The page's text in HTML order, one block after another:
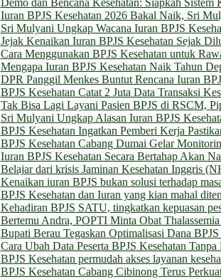
Demo dan Bencana Kesehatan: Siapkah Sistem
Iuran BPJS Kesehatan 2026 Bakal Naik, Sri
Sri Mulyani Ungkap Wacana Iuran BPJS
Jejak Kenaikan Iuran BPJS Kesehatan Sejak
Cara Menggunakan BPJS Kesehatan untuk
Mengapa Iuran BPJS Kesehatan Naik Tahun
DPR Panggil Menkes Buntut Rencana Iuran
BPJS Kesehatan Catat 2 Juta Data Transaksi
Tak Bisa Lagi Layani Pasien BPJS di RSCM,
Sri Mulyani Ungkap Alasan Iuran BPJS
BPJS Kesehatan Ingatkan Pemberi Kerja
BPJS Kesehatan Cabang Dumai Gelar
Iuran BPJS Kesehatan Secara Bertahap Akan
Belajar dari krisis Jaminan Kesehatan Inggris
Kenaikan iuran BPJS bukan solusi terhadap
BPJS Kesehatan dan Iuran yang kian mahal
Kehadiran BPJS SATU, tingkatkan kepuasan
Bertemu Andra, POPTI Minta Obat
Bupati Berau Tegaskan Optimalisasi Dana
Cara Ubah Data Peserta BPJS Kesehatan
BPJS Kesehatan permudah akses layanan
BPJS Kesehatan Cabang Cibinong Terus